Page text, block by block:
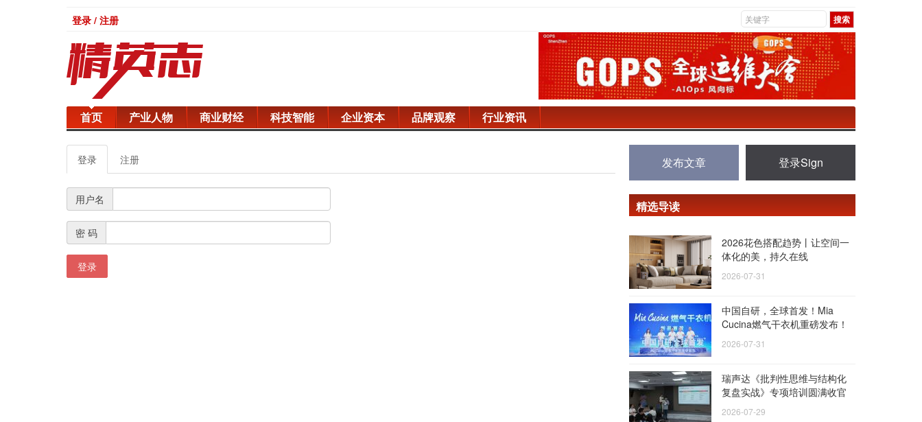
登录 / 注册
首页 产业人物 商业财经 科技智能 企业资本 品牌观察 行业资讯
登录 注册
用户名
密 码
登录
发布文章 登录Sign
精选导读
2026花色搭配趋势丨让空间一
体化的美，持久在线
2026-07-31
中国自研，全球首发！Mia
Cucina燃气干衣机重磅发布！
2026-07-31
瑞声达《批判性思维与结构化
复盘实战》专项培训圆满收官
2026-07-29